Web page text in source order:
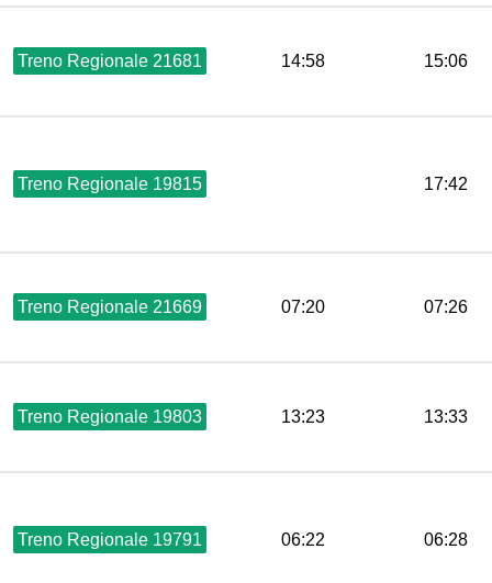
Treno Regionale 21681 14:58 15:06
Treno Regionale 19815 17:42
Treno Regionale 21669 07:20 07:26
Treno Regionale 19803 13:23 13:33
Treno Regionale 19791 06:22 06:28